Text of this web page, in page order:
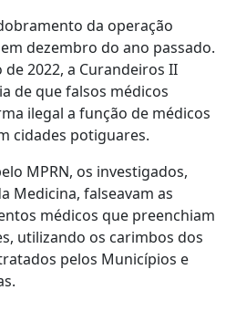
da operação
dezembro do ano passado.
2022, a Curandeiros II
de que falsos médicos
ilegal a função de médicos
cidades potiguares.
MPRN, os investigados,
Medicina, falseavam as
médicos que preenchiam
utilizando os carimbos dos
pelos Municípios e